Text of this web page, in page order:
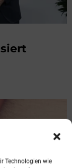
Technologien wie